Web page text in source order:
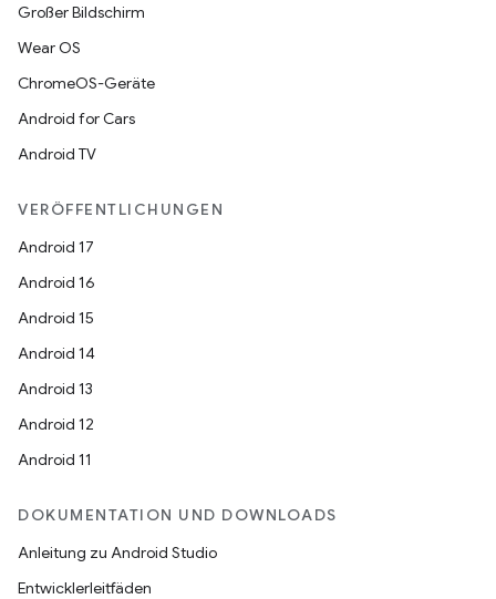
Großer Bildschirm
Wear OS
ChromeOS-Geräte
Android for Cars
Android TV
VERÖFFENTLICHUNGEN
Android 17
Android 16
Android 15
Android 14
Android 13
Android 12
Android 11
DOKUMENTATION UND DOWNLOADS
Anleitung zu Android Studio
Entwicklerleitfäden